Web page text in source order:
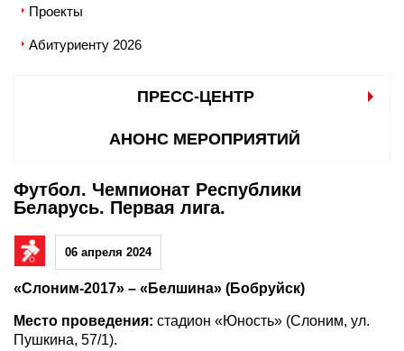
Проекты
Абитуриенту 2026
ПРЕСС-ЦЕНТР
АНОНС МЕРОПРИЯТИЙ
Футбол. Чемпионат Республики
Беларусь. Первая лига.
06 апреля 2024
«Слоним-2017» – «Белшина» (Бобруйск)
Место проведения: стадион «Юность» (Слоним, ул.
Пушкина, 57/1).